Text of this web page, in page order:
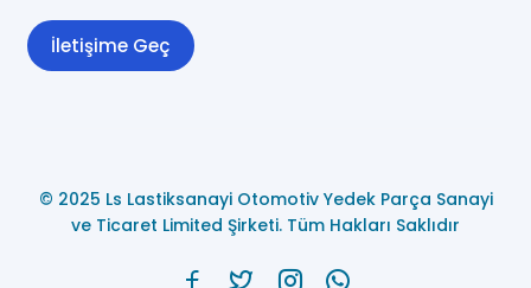
İletişime Geç
© 2025 Ls Lastiksanayi Otomotiv Yedek Parça Sanayi
ve Ticaret Limited Şirketi. Tüm Hakları Saklıdır